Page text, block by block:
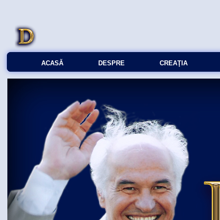
ACASĂ DESPRE CREAŢIA